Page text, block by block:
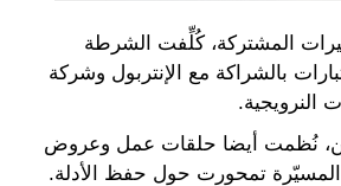
المشتركة، كُلِّفت الشرطة
بالشراكة مع الإنتربول وشركة
نُظمت أيضا حلقات عمل وعروض
تمحورت حول حفظ الأدلة.